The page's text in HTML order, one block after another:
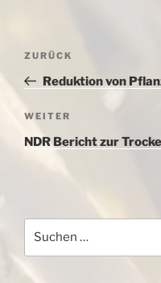
Beitragsnavigation
Vorheriger
Beitrag
ZURÜCK
Reduktion von
Nächster
Beitrag
WEITER
NDR Bericht zur
nach: